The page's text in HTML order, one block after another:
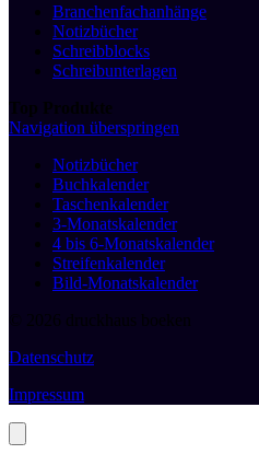
Branchenfachanhänge
Notizbücher
Schreibblocks
Schreibunterlagen
Top Produkte
Navigation überspringen
Notizbücher
Buchkalender
Taschenkalender
3-Monatskalender
4 bis 6-Monatskalender
Streifenkalender
Bild-Monatskalender
© 2026 druckhaus boeken
Datenschutz
Impressum